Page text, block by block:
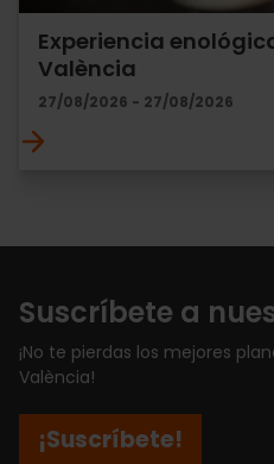
Experiencia
València
27/08/2026 - 27/08/2026
Suscríbete a
¡No te pierdas los mejores
València!
¡Suscríbete!